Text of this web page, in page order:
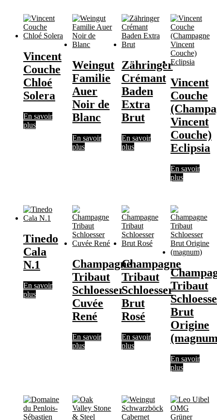
Vincent
Couche
Chloé
Solera
En savoir
plus
Weingut
Familie
Auer
Noir de
Blanc
En savoir
plus
Zähringer
Crémant
Baden
Extra
Brut
En savoir
plus
Vincent
Couche
Vincent
Couche)
Eclipsia
En savoir
plus
Tinedo
Cala
N.1
En savoir
plus
Champagne
Tribaut
Schloesser
Cuvée
René
En savoir
plus
Champagne
Tribaut
Schloesser
Brut
Rosé
En savoir
plus
Tribaut
Brut
Origine
En savoir
plus